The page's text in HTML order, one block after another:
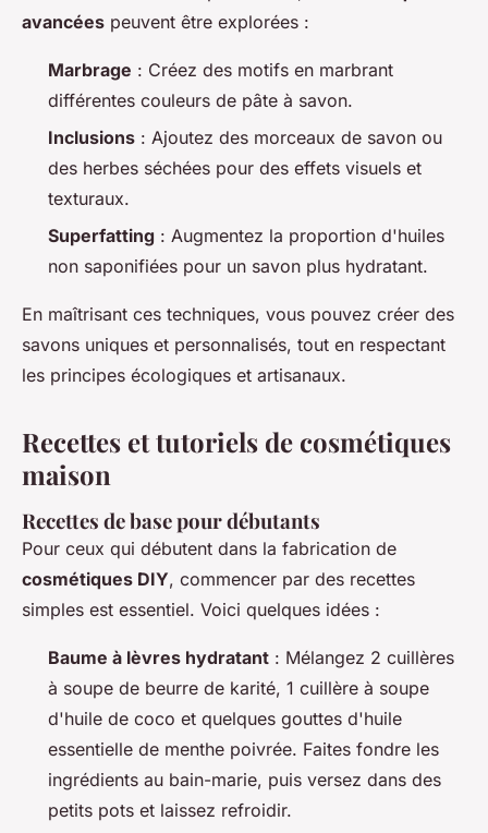
avancées peuvent être explorées :
Marbrage : Créez des motifs en marbrant
différentes couleurs de pâte à savon.
Inclusions : Ajoutez des morceaux de savon ou
des herbes séchées pour des effets visuels et
texturaux.
Superfatting : Augmentez la proportion d'huiles
non saponifiées pour un savon plus hydratant.
En maîtrisant ces techniques, vous pouvez créer des
savons uniques et personnalisés, tout en respectant
les principes écologiques et artisanaux.
Recettes et tutoriels de cosmétiques
maison
Recettes de base pour débutants
Pour ceux qui débutent dans la fabrication de
cosmétiques DIY, commencer par des recettes
simples est essentiel. Voici quelques idées :
Baume à lèvres hydratant : Mélangez 2 cuillères
à soupe de beurre de karité, 1 cuillère à soupe
d'huile de coco et quelques gouttes d'huile
essentielle de menthe poivrée. Faites fondre les
ingrédients au bain-marie, puis versez dans des
petits pots et laissez refroidir.